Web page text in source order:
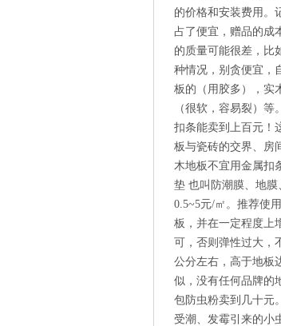
的价格和安装费用。
占了便宜，赠品的成
的质量可能很差，比
种情况，别贪便宜，
板的（用胶多），实
（很软，容易裂）
扣条能卖到上百元！
板与瓷砖的交界、房
木地板不宜用金属扣
垫 也叫防潮膜、地
0.5~5元/㎡。推荐使
板，并在一定程度上
可，否则弹性过大，
公分左右，高于地板
似，没有任何品牌的
包防虫粉卖到几十元
受潮、发霉引来的小